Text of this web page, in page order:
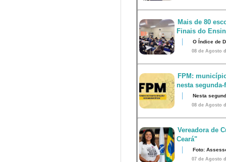
Mais de 80
Finais do
O Índice de
08 de Agosto
FPM:
nesta segunda-
Nesta
08 de Agosto
Vereadora de
Ceará"
Foto:
07 de Agosto